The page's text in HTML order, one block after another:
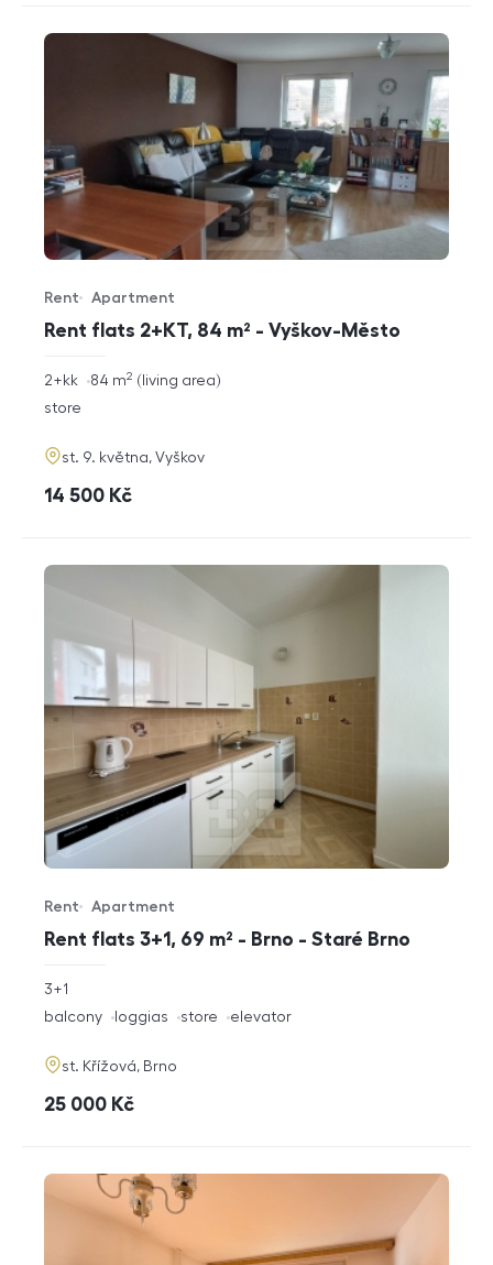
Rent flats 2+KT, 84 m² - Vyškov-Město
Offer type
Rent
Property type
Apartment
rozměry
2+kk living area
84 m2
funkce
store
adresa
st. 9. května, Vyškov
cena
14 500 Kč
Rent flats 3+1, 69 m² - Brno - Staré Brno
Offer type
Rent
Property type
Apartment
rozměry
3+1
funkce
balcony loggias store elevator
adresa
st. Křížová, Brno
cena
25 000 Kč